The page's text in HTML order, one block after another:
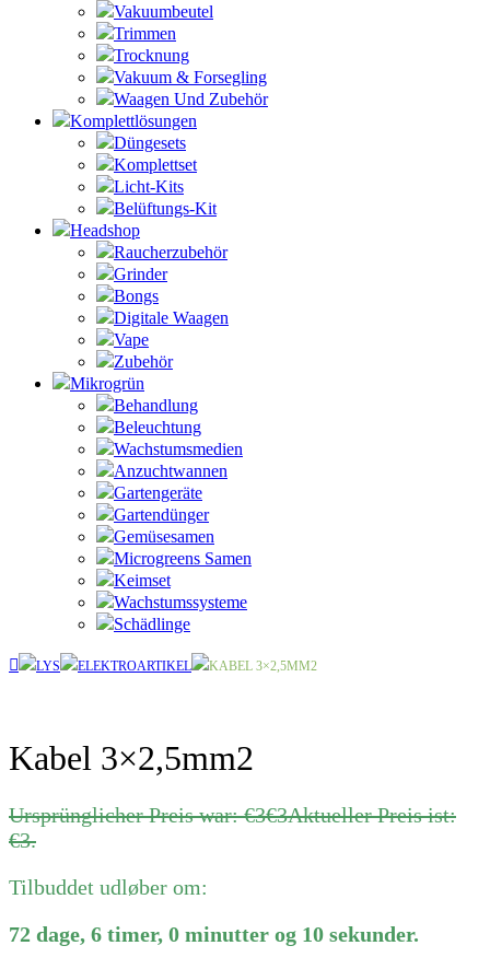
Vakuumbeutel
Trimmen
Trocknung
Vakuum & Forsegling
Waagen Und Zubehör
Komplettlösungen
Düngesets
Komplettset
Licht-Kits
Belüftungs-Kit
Headshop
Raucherzubehör
Grinder
Bongs
Digitale Waagen
Vape
Zubehör
Mikrogrün
Behandlung
Beleuchtung
Wachstumsmedien
Anzuchtwannen
Gartengeräte
Gartendünger
Gemüsesamen
Microgreens Samen
Keimset
Wachstumssysteme
Schädlinge
LYS ELEKTROARTIKEL KABEL 3×2,5MM2
Kabel 3×2,5mm2
Ursprünglicher Preis war: €3€3Aktueller Preis ist:
€3.
Tilbuddet udløber om:
72 dage, 6 timer, 0 minutter og 10 sekunder.